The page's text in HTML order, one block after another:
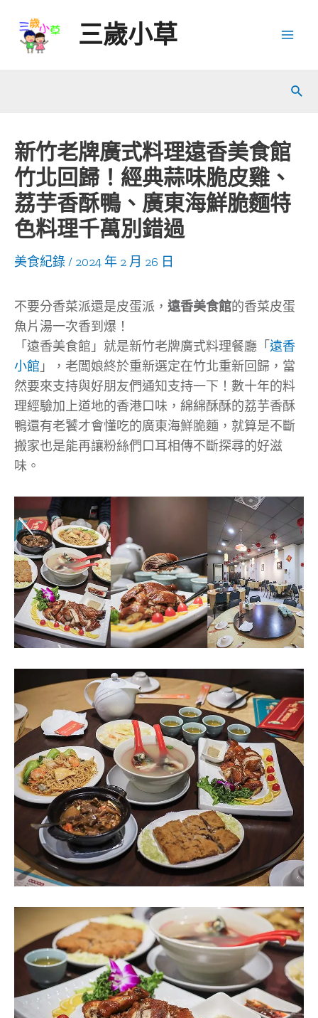
content
三歲小草
新竹老牌廣式料理遠香美食館
竹北回歸！經典蒜味脆皮雞、
荔芋香酥鴨、廣東海鮮脆麵特
色料理千萬別錯過
美食紀錄/ 2024 年 2 月 26 日
不要分香菜派還是皮蛋派， 遠香美食館的香菜皮蛋
魚片湯一次香到爆！
「遠香美食館」就是新竹老牌廣式料理餐廳「 遠香
小館 」，老闆娘終於重新選定在竹北重新回歸，當
然要來支持與好朋友們通知支持一下！數十年的料
理經驗加上道地的香港口味，綿綿酥酥的荔芋香酥
鴨還有老饕才會懂吃的廣東海鮮脆麵，就算是不斷
搬家也是能再讓粉絲們口耳相傳不斷探尋的好滋
味。